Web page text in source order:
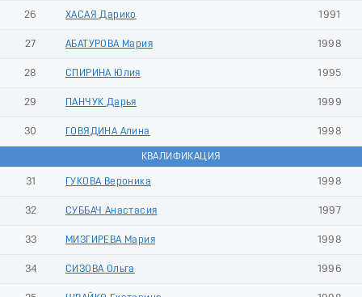
26 ХАСАЯ Дарико 1991
27 АБАТУРОВА Мария 1998
28 СПИРИНА Юлия 1995
29 ПАНЧУК Дарья 1999
30 ГОВЯДИНА Алина 1998
КВАЛИФИКАЦИЯ
31 ГУКОВА Вероника 1998
32 СУББАЧ Анастасия 1997
33 МИЗГИРЕВА Мария 1998
34 СИЗОВА Ольга 1996